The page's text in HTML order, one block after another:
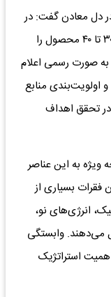
در دل معادن گفت: در
سال ۱۴۰۴، برای نخستین بار، لیستی از حدود ۳۰ تا ۴۰ محصول را
به صورت رسمی اعلام
اولویت‌بندی منابع
تحقق اهداف
ویژه به این عناصر
فقرات بسیاری از
انرژی‌های نو،
می‌دهند. وابستگی
استراتژیک